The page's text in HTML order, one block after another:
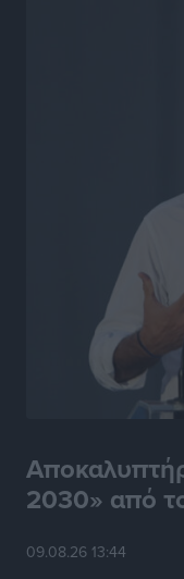
2030» από
09.08.26 13:44